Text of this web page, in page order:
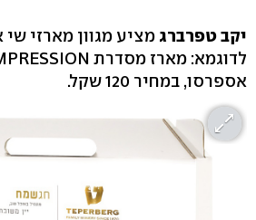
יקב טפרברג מציע מגוון מארזי שי
אספרסו, במחיר 120 שקל.